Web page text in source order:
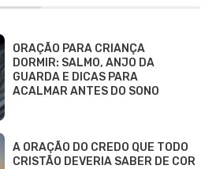
ORAÇÃO PARA CRIANÇA
DORMIR: SALMO, ANJO DA
GUARDA E DICAS PARA
ACALMAR ANTES DO SONO
A ORAÇÃO DO CREDO QUE TODO
CRISTÃO DEVERIA SABER DE COR